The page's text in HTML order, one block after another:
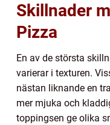
Skillnader
Pizza
En av de största
varierar i texturen.
nästan liknande en
mer mjuka och
toppingsen ge olika